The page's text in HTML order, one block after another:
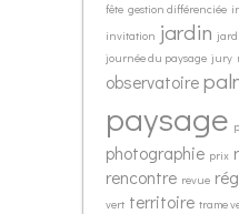
fête gestion différenciée
invitation jardin
journée du paysage jury
observatoire
paysage
photographie prix
rencontre revue
vert territoire trame